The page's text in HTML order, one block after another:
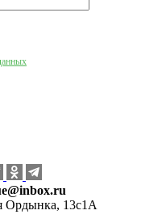
Ордынка, 13с1А